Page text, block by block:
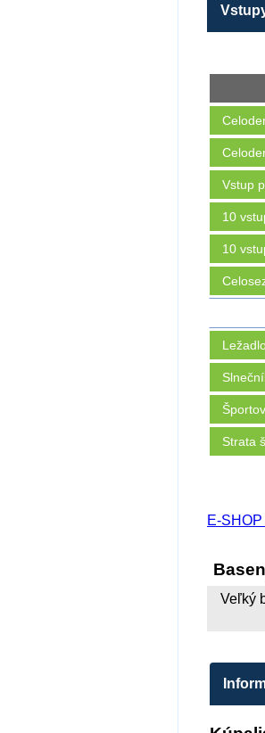
Vstup
10
10
Strata
E-
Veľký